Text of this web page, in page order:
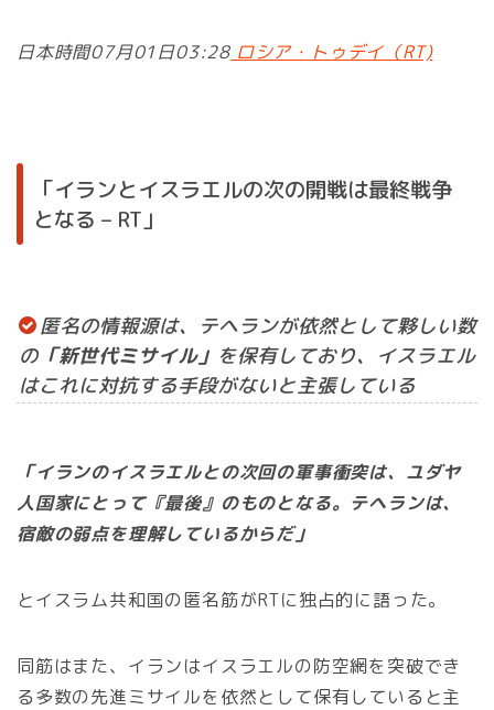
日本時間07月01日03:28 ロシア・トゥデイ（RT)
「イランとイスラエルの次の開戦は最終戦争
となる – RT」
匿名の情報源は、テヘランが依然として夥しい数
の 「新世代ミサイル」 を保有しており、イスラエル
はこれに対抗する手段がないと主張している
「イランのイスラエルとの次回の軍事衝突は、ユダヤ
人国家にとって『最後』のものとなる。テヘランは、
宿敵の弱点を理解しているからだ」
とイスラム共和国の匿名筋がRTに独占的に語った。
同筋はまた、イランはイスラエルの防空網を突破でき
る多数の先進ミサイルを依然として保有していると主